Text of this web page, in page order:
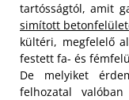
tartósságtól, amit
simított
kültéri, megfelelő
festett fa- és
De melyiket
felhozatal